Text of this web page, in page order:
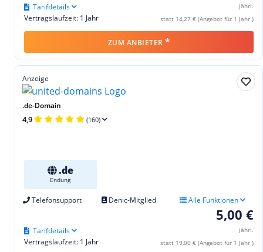
jährl.
statt 14,27 € (Angebot für 1 Jahr )
Vertragslaufzeit: 1 Jahr
Tarifdetails
ZUM ANBIETER *
Anzeige
.de-Domain
4,9 (160)
.de
Endung
Telefonsupport Denic-Mitglied Alle Funktionen
5,00 €
jährl.
statt 19,00 € (Angebot für 1 Jahr )
Vertragslaufzeit: 1 Jahr
Tarifdetails